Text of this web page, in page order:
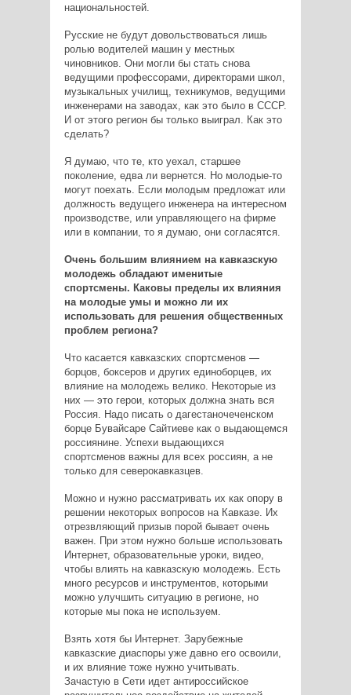
национальностей.
Русские не будут довольствоваться лишь
ролью водителей машин у местных
чиновников. Они могли бы стать снова
ведущими профессорами, директорами школ,
музыкальных училищ, техникумов, ведущими
инженерами на заводах, как это было в СССР.
И от этого регион бы только выиграл. Как это
сделать?
Я думаю, что те, кто уехал, старшее
поколение, едва ли вернется. Но молодые-то
могут поехать. Если молодым предложат или
должность ведущего инженера на интересном
производстве, или управляющего на фирме
или в компании, то я думаю, они согласятся.
Очень большим влиянием на кавказскую
молодежь обладают именитые
спортсмены. Каковы пределы их влияния
на молодые умы и можно ли их
использовать для решения общественных
проблем региона?
Что касается кавказских спортсменов —
борцов, боксеров и других единоборцев, их
влияние на молодежь велико. Некоторые из
них — это герои, которых должна знать вся
Россия. Надо писать о дагестаночеченском
борце Бувайсаре Сайтиеве как о выдающемся
россиянине. Успехи выдающихся
спортсменов важны для всех россиян, а не
только для северокавказцев.
Можно и нужно рассматривать их как опору в
решении некоторых вопросов на Кавказе. Их
отрезвляющий призыв порой бывает очень
важен. При этом нужно больше использовать
Интернет, образовательные уроки, видео,
чтобы влиять на кавказскую молодежь. Есть
много ресурсов и инструментов, которыми
можно улучшить ситуацию в регионе, но
которые мы пока не используем.
Взять хотя бы Интернет. Зарубежные
кавказские диаспоры уже давно его освоили,
и их влияние тоже нужно учитывать.
Зачастую в Сети идет антироссийское